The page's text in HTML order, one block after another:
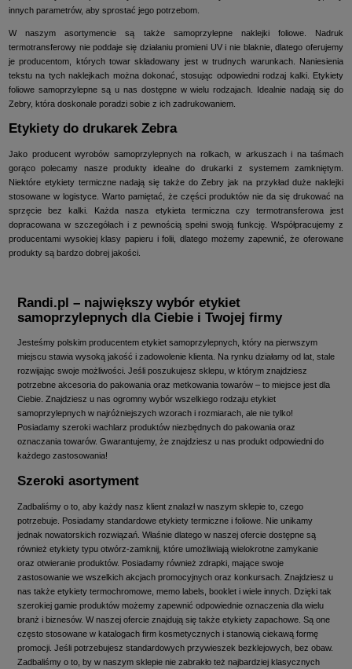
innych parametrów, aby sprostać jego potrzebom.
W naszym asortymencie są także samoprzylepne naklejki foliowe. Nadruk
termotransferowy nie poddaje się działaniu promieni UV i nie blaknie, dlatego oferujemy
je producentom, których towar składowany jest w trudnych warunkach. Naniesienia
tekstu na tych naklejkach można dokonać, stosując odpowiedni rodzaj kalki. Etykiety
foliowe samoprzylepne są u nas dostępne w wielu rodzajach. Idealnie nadają się do
Zebry, która doskonale poradzi sobie z ich zadrukowaniem.
Etykiety do drukarek Zebra
Jako producent wyrobów samoprzylepnych na rolkach, w arkuszach i na taśmach
gorąco polecamy nasze produkty idealne do drukarki z systemem zamkniętym.
Niektóre etykiety termiczne nadają się także do Zebry jak na przykład duże naklejki
stosowane w logistyce. Warto pamiętać, że części produktów nie da się drukować na
sprzęcie bez kalki. Każda nasza etykieta termiczna czy termotransferowa jest
dopracowana w szczegółach i z pewnością spełni swoją funkcję. Współpracujemy z
producentami wysokiej klasy papieru i folii, dlatego możemy zapewnić, że oferowane
produkty są bardzo dobrej jakości.
Randi.pl – największy wybór etykiet
samoprzylepnych dla Ciebie i Twojej firmy
Jesteśmy polskim producentem etykiet samoprzylepnych, który na pierwszym
miejscu stawia wysoką jakość i zadowolenie klienta. Na rynku działamy od lat, stale
rozwijając swoje możliwości. Jeśli poszukujesz sklepu, w którym znajdziesz
potrzebne akcesoria do pakowania oraz metkowania towarów – to miejsce jest dla
Ciebie. Znajdziesz u nas ogromny wybór wszelkiego rodzaju etykiet
samoprzylepnych w najróżniejszych wzorach i rozmiarach, ale nie tylko!
Posiadamy szeroki wachlarz produktów niezbędnych do pakowania oraz
oznaczania towarów. Gwarantujemy, że znajdziesz u nas produkt odpowiedni do
każdego zastosowania!
Szeroki asortyment
Zadbaliśmy o to, aby każdy nasz klient znalazł w naszym sklepie to, czego
potrzebuje. Posiadamy standardowe etykiety termiczne i foliowe. Nie unikamy
jednak nowatorskich rozwiązań. Właśnie dlatego w naszej ofercie dostępne są
również etykiety typu otwórz-zamknij, które umożliwiają wielokrotne zamykanie
oraz otwieranie produktów. Posiadamy również zdrapki, mające swoje
zastosowanie we wszelkich akcjach promocyjnych oraz konkursach. Znajdziesz u
nas także etykiety termochromowe, memo labels, booklet i wiele innych. Dzięki tak
szerokiej gamie produktów możemy zapewnić odpowiednie oznaczenia dla wielu
branż i biznesów. W naszej ofercie znajdują się także etykiety zapachowe. Są one
często stosowane w katalogach firm kosmetycznych i stanowią ciekawą formę
promocji. Jeśli potrzebujesz standardowych przywieszek bezklejowych, bez obaw.
Zadbaliśmy o to, by w naszym sklepie nie zabrakło też najbardziej klasycznych